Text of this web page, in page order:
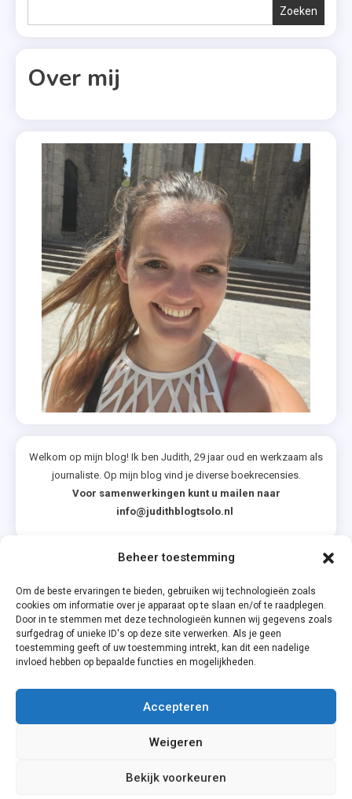
Beheer toestemming
Om de beste ervaringen te bieden, gebruiken wij technologieën zoals
cookies om informatie over je apparaat op te slaan en/of te raadplegen.
Door in te stemmen met deze technologieën kunnen wij gegevens zoals
surfgedrag of unieke ID's op deze site verwerken. Als je geen
toestemming geeft of uw toestemming intrekt, kan dit een nadelige
invloed hebben op bepaalde functies en mogelijkheden.
Accepteren
Weigeren
Bekijk voorkeuren
Zoeken
Over mij
Welkom op mijn blog! Ik ben Judith, 29 jaar oud en werkzaam als
journaliste. Op mijn blog vind je diverse boekrecensies.
Voor samenwerkingen kunt u mailen naar
info@judithblogtsolo.nl
Privacyverklaring